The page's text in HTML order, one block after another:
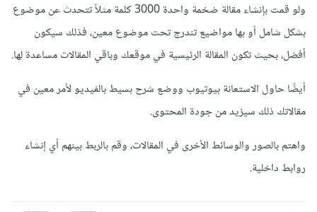
ولو قمت بإنشاء مقالة ضخمة واحدة 3000 كلمة مثلاً تتحدث عن موضوع
بشكل شامل أو بها مواضيع تندرج تحت موضوع معين، فذلك سيكون
أفضل، بحيث تكون المقالة الرئيسية في موقعك وباقي المقالات مساعدة لها.
أيضًا حاول الاستعانة بيوتيوب ووضع شرح بسيط بالفيديو لأمر معين في
مقالاتك ذلك سيزيد من جودة المحتوى.
واهتم بالصور والوسائط الأخرى في المقالات، وقم بالربط بينهم أي إنشاء
روابط داخلية.